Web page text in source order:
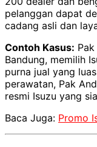
pelanggan dapat
cadang asli dan
Contoh Kasus:
Bandung, memilih
purna jual yang
perawatan, Pak
resmi Isuzu yang
Baca Juga: Promo